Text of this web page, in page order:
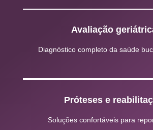
Avaliação
Diagnóstico completo da saúde
Próteses e
Soluções confortáveis para